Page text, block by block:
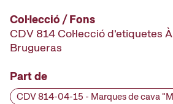
Col·lecció / Fons
CDV 814 Col·lecció d'etiquetes
Brugueras
Part de
CDV 814-04-15 - Marques de cava